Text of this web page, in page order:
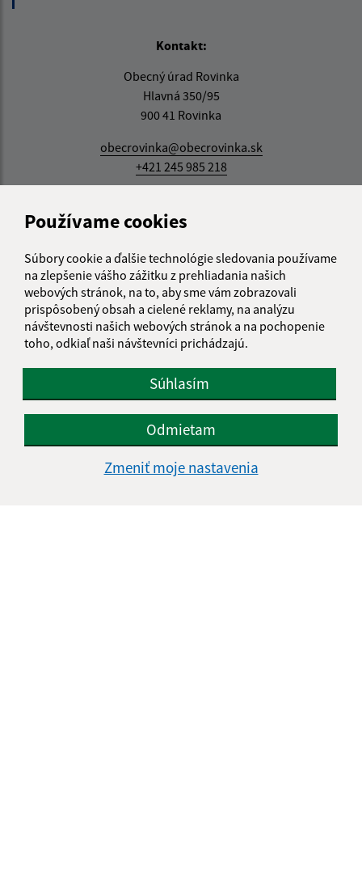
Používame cookies
Súbory cookie a ďalšie technológie sledovania používame
na zlepšenie vášho zážitku z prehliadania našich
webových stránok, na to, aby sme vám zobrazovali
prispôsobený obsah a cielené reklamy, na analýzu
návštevnosti našich webových stránok a na pochopenie
toho, odkiaľ naši návštevníci prichádzajú.
Súhlasím
Odmietam
Zmeniť moje nastavenia
Kontakt:
Obecný úrad Rovinka
Hlavná 350/95
900 41 Rovinka
obecrovinka@obecrovinka.sk
+421 245 985 218